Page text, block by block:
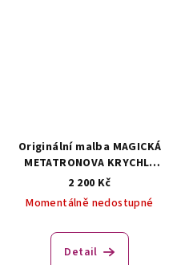
Originální malba MAGICKÁ
METATRONOVA KRYCHLE
(symbol posvátné
geometrie)
Originální
malba - symbol posvátné
2 200 Kč
Momentálně nedostupné
Detail